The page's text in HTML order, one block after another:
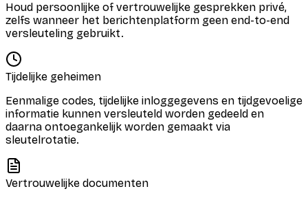
Houd persoonlijke of vertrouwelijke gesprekken privé,
zelfs wanneer het berichtenplatform geen end-to-end
versleuteling gebruikt.
Tijdelijke geheimen
Eenmalige codes, tijdelijke inloggegevens en tijdgevoelige
informatie kunnen versleuteld worden gedeeld en
daarna ontoegankelijk worden gemaakt via
sleutelrotatie.
Vertrouwelijke documenten